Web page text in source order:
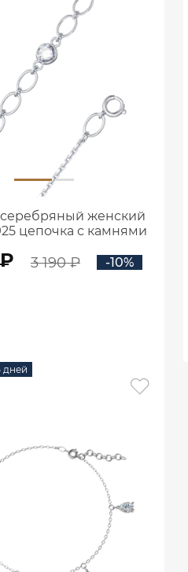
серебряный женский
цепочка с камнями
3 190 ₽ -10%
дней